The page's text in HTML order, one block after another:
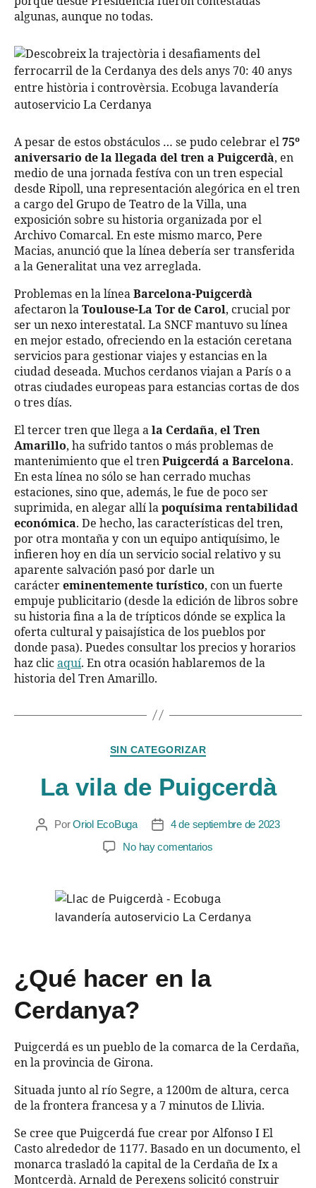
algunas, aunque no todas.
A pesar de estos obstáculos … se pudo celebrar el 75º
aniversario de la llegada del tren a Puigcerdà, en
medio de una jornada festíva con un tren especial
desde Ripoll, una representación alegórica en el tren
a cargo del Grupo de Teatro de la Villa, una
exposición sobre su historia organizada por el
Archivo Comarcal. En este mismo marco, Pere
Macias, anunció que la línea debería ser transferida
a la Generalitat una vez arreglada.
Problemas en la línea Barcelona-Puigcerdà
afectaron la Toulouse-La Tor de Carol, crucial por
ser un nexo interestatal. La SNCF mantuvo su línea
en mejor estado, ofreciendo en la estación ceretana
servicios para gestionar viajes y estancias en la
ciudad deseada. Muchos cerdanos viajan a París o a
otras ciudades europeas para estancias cortas de dos
o tres días.
El tercer tren que llega a la Cerdaña, el Tren
Amarillo, ha sufrido tantos o más problemas de
mantenimiento que el tren Puigcerdá a Barcelona.
En esta línea no sólo se han cerrado muchas
estaciones, sino que, además, le fue de poco ser
suprimida, en alegar allí la poquísima rentabilidad
económica. De hecho, las características del tren,
por otra montaña y con un equipo antiquísimo, le
infieren hoy en día un servicio social relativo y su
aparente salvación pasó por darle un
carácter eminentemente turístico, con un fuerte
empuje publicitario (desde la edición de libros sobre
su historia fina a la de trípticos dónde se explica la
oferta cultural y paisajística de los pueblos por
donde pasa). Puedes consultar los precios y horarios
haz clic aquí. En otra ocasión hablaremos de la
historia del Tren Amarillo.
SIN CATEGORIZAR
La vila de Puigcerdà
PorOriol EcoBuga
4 de septiembre de 2023
No hay comentarios
¿Qué hacer en la
Cerdanya?
Puigcerdá es un pueblo de la comarca de la Cerdaña,
en la provincia de Girona.
Situada junto al río Segre, a 1200m de altura, cerca
de la frontera francesa y a 7 minutos de Llivia.
Se cree que Puigcerdá fue crear por Alfonso I El
Casto alrededor de 1177. Basado en un documento, el
monarca trasladó la capital de la Cerdaña de Ix a
Montcerdà. Arnald de Perexens solicitó construir